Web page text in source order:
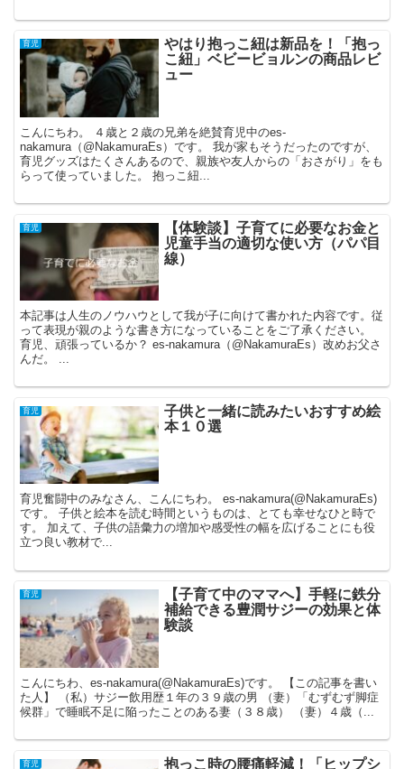
育児
やはり抱っこ紐は新品を！「抱っ
こ紐」ベビービョルンの商品レビ
ュー
こんにちわ。 ４歳と２歳の兄弟を絶賛育児中のes-
nakamura（@NakamuraEs）です。 我が家もそうだったのですが、
育児グッズはたくさんあるので、親族や友人からの「おさがり」をも
らって使っていました。 抱っこ紐...
育児
【体験談】子育てに必要なお金と
児童手当の適切な使い方（パパ目
線）
本記事は人生のノウハウとして我が子に向けて書かれた内容です。従
って表現が親のような書き方になっていることをご了承ください。
育児、頑張っているか？ es-nakamura（@NakamuraEs）改めお父さ
んだ。 ...
育児
子供と一緒に読みたいおすすめ絵
本１０選
育児奮闘中のみなさん、こんにちわ。 es-nakamura(@NakamuraEs)
です。 子供と絵本を読む時間というものは、とても幸せなひと時で
す。 加えて、子供の語彙力の増加や感受性の幅を広げることにも役
立つ良い教材で...
育児
【子育て中のママへ】手軽に鉄分
補給できる豊潤サジーの効果と体
験談
こんにちわ、es-nakamura(@NakamuraEs)です。 【この記事を書い
た人】 （私）サジー飲用歴１年の３９歳の男 （妻）「むずむず脚症
候群」で睡眠不足に陥ったことのある妻（３８歳） （妻）４歳（...
育児
抱っこ時の腰痛軽減！「ヒップシ